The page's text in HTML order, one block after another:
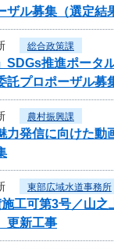
ル募集（選定結
総合政策課
SDGs推進ポータ
託プロポーザル募
農村振興課
力発信に向けた動
東部広域水道事務所
施工可第3号／山
更新工事